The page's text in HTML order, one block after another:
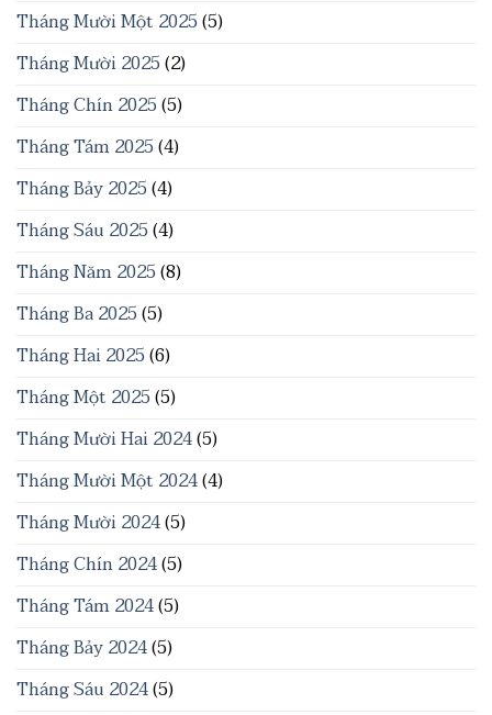
Tháng Mười Một 2025(5)
Tháng Mười 2025(2)
Tháng Chín 2025(5)
Tháng Tám 2025(4)
Tháng Bảy 2025(4)
Tháng Sáu 2025(4)
Tháng Năm 2025(8)
Tháng Ba 2025(5)
Tháng Hai 2025(6)
Tháng Một 2025(5)
Tháng Mười Hai 2024(5)
Tháng Mười Một 2024(4)
Tháng Mười 2024(5)
Tháng Chín 2024(5)
Tháng Tám 2024(5)
Tháng Bảy 2024(5)
Tháng Sáu 2024(5)